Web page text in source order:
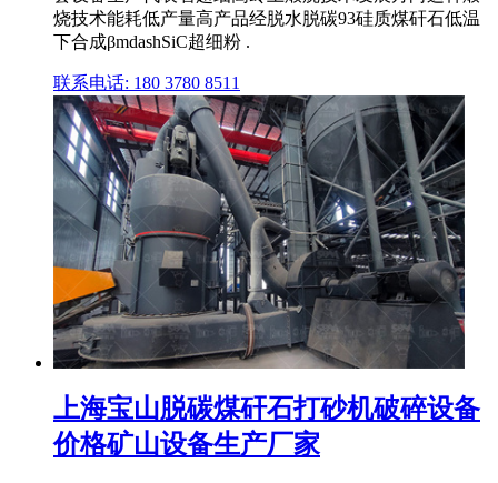
烧技术能耗低产量高产品经脱水脱碳93硅质煤矸石低温
下合成βmdashSiC超细粉 .
联系电话: 180 3780 8511
上海宝山脱碳煤矸石打砂机破碎设备
价格矿山设备生产厂家